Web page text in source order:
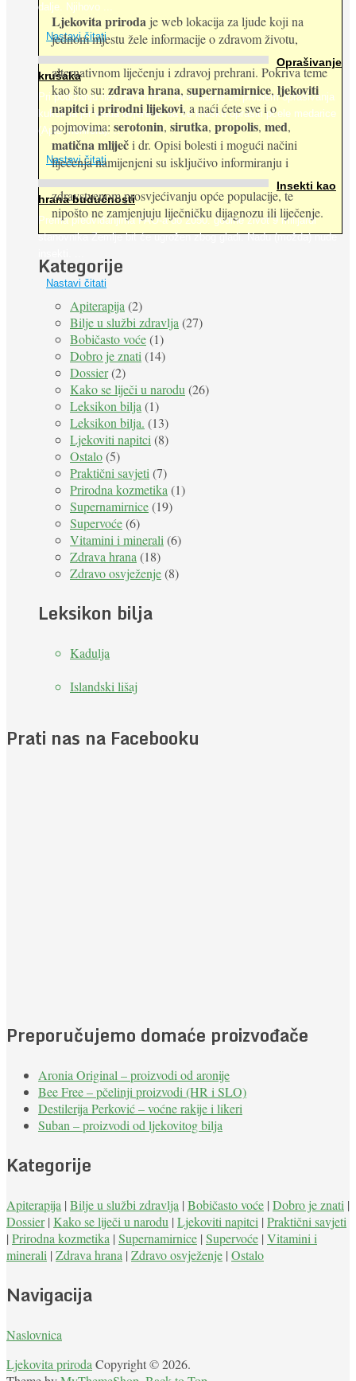
dalje. Njihovo ...
Nastavi čitati
Oprašivanje
krušaka
Pri podizanju nasada kruške zanemaruje se problem oprašivanja
kukcima jer vlada uvjerenje da će krušku oprašiti pčele medarice
(Apis mellifera). ...
Nastavi čitati
Insekti kao
hrana budućnosti
Prema predviđanjima FAO-a do 2050. godine život 9 milijardi
stanovnika Zemlje bit će ugrožen zbog gladi. Nadu (možda) nude
Nastavi čitati
Ljekovita priroda je web lokacija za ljude koji na
jednom mjestu žele informacije o zdravom životu,
alternativnom liječenju i zdravoj prehrani. Pokriva teme
kao što su: zdrava hrana, supernamirnice, ljekoviti
napitciiprirodni lijekovi, a naći ćete sve i o
pojmovima: serotonin, sirutka, propolis, med,
matična mliječi dr. Opisi bolesti i mogući načini
liječenja namijenjeni su isključivo informiranju i
zdravstvenom prosvjećivanju opće populacije, te
nipošto ne zamjenjuju liječničku dijagnozu ili liječenje.
Kategorije
Apiterapija (2)
Bilje u službi zdravlja (27)
Bobičasto voće(1)
Dobro je znati (14)
Dossier(2)
Kako se liječi u narodu (26)
Leksikon bilja (1)
Leksikon bilja. (13)
Ljekoviti napitci (8)
Ostalo(5)
Praktični savjeti (7)
Prirodna kozmetika (1)
Supernamirnice(19)
Supervoće(6)
Vitamini i minerali (6)
Zdrava hrana (18)
Zdravo osvježenje(8)
Leksikon bilja
Kadulja
Islandski lišaj
Prati nas na Facebooku
Preporučujemo domaće proizvođače
Aronia Original – proizvodi od aronije
Bee Free – pčelinji proizvodi (HR i SLO)
Destilerija Perković – voćne rakije i likeri
Suban – proizvodi od ljekovitog bilja
Kategorije
Apiterapija | Bilje u službi zdravlja | Bobičasto voće | Dobro je znati |
Dossier| Kako se liječi u narodu | Ljekoviti napitci | Praktični savjeti
| Prirodna kozmetika | Supernamirnice | Supervoće | Vitamini i
minerali | Zdrava hrana | Zdravo osvježenje | Ostalo
Navigacija
Naslovnica
Ljekovita priroda Copyright © 2026.